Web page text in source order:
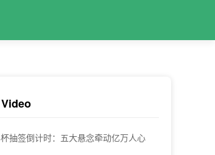
抽签倒计时：五大悬念牵动亿万人心